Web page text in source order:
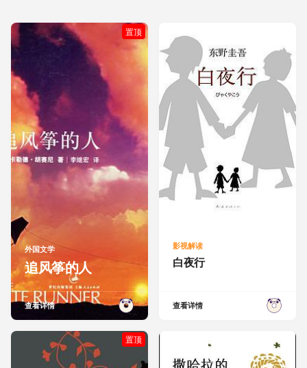
置顶
外国文学
追风筝的人
查看详情
影视解读
白夜行
查看详情
置顶